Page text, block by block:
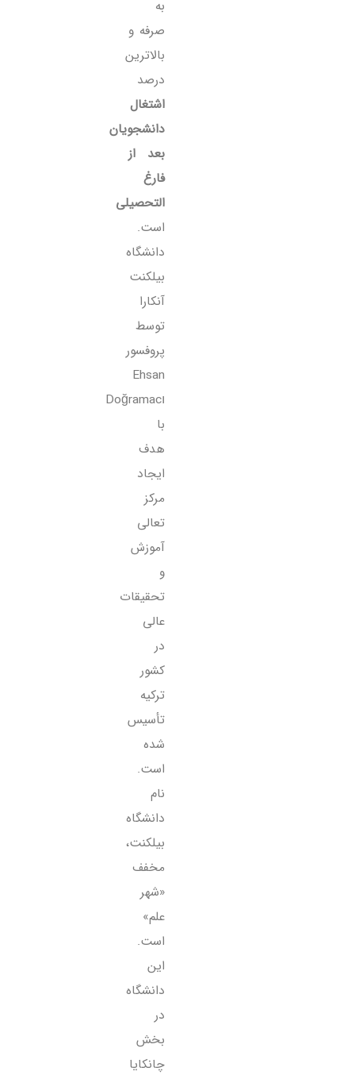
به
صرفه و
بالاترین
درصد
اشتغال
دانشجویان
بعد از
فارغ
التحصیلی
است.
دانشگاه
بیلکنت
آنکارا
توسط
پروفسور
Ehsan
Doğramacı
با
هدف
ایجاد
مرکز
تعالی
آموزش
و
تحقیقات
عالی
در
کشور
ترکیه
تأسیس
شده
است.
نام
دانشگاه
بیلکنت،
مخفف
«شهر
علم»
است.
این
دانشگاه
در
بخش
چانکایا